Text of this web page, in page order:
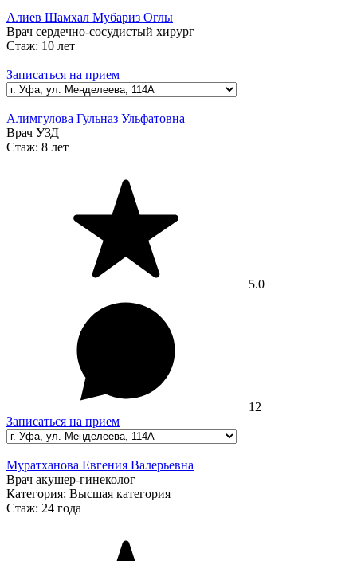
Алиев Шамхал Мубариз Оглы
Врач сердечно-сосудистый хирург
Стаж: 10 лет
Записаться на прием
Алимгулова Гульназ Ульфатовна
Врач УЗД
Стаж: 8 лет
5.0
12
Записаться на прием
Муратханова Евгения Валерьевна
Врач акушер-гинеколог
Категория: Высшая категория
Стаж: 24 года